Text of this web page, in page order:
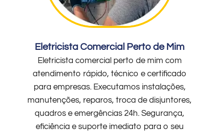
Eletricista Comercial Perto de Mim
Eletricista comercial perto de mim com
atendimento rápido, técnico e certificado
para empresas. Executamos instalações,
manutenções, reparos, troca de disjuntores,
quadros e emergências 24h. Segurança,
eficiência e suporte imediato para o seu